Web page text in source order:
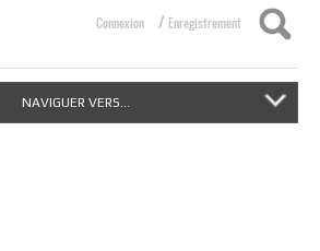
Connexion / Enregistrement
NAVIGUER VERS...